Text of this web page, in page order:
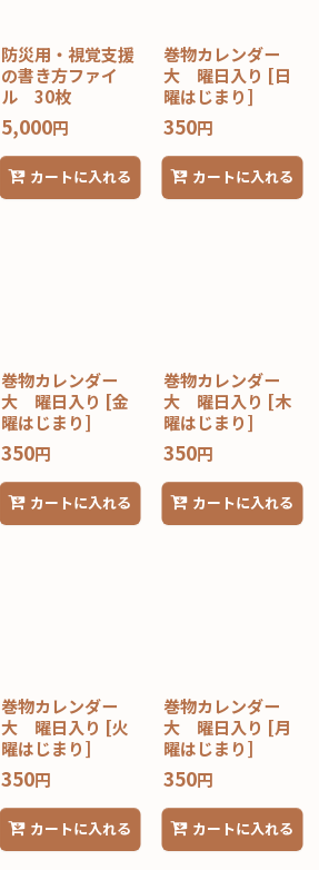
防災用・視覚支援
の書き方ファイ
ル 30枚
5,000円
カートに入れる
巻物カレンダー
大 曜日入り [日
曜はじまり]
350円
カートに入れる
巻物カレンダー
大 曜日入り [金
曜はじまり]
350円
カートに入れる
巻物カレンダー
大 曜日入り [木
曜はじまり]
350円
カートに入れる
巻物カレンダー
大 曜日入り [火
曜はじまり]
350円
カートに入れる
巻物カレンダー
大 曜日入り [月
曜はじまり]
350円
カートに入れる